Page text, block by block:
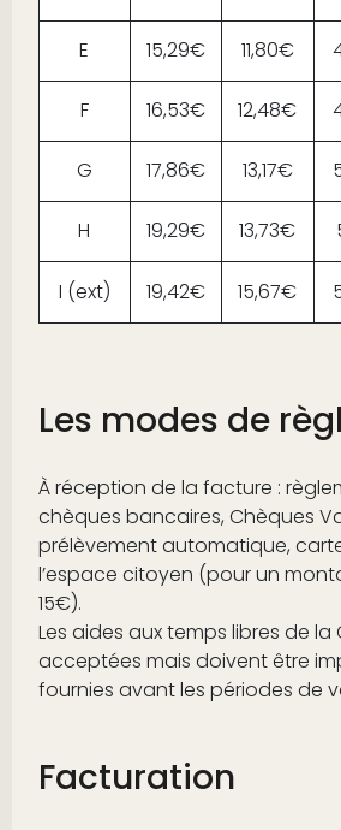
E 15,29€ 11,80€
F 16,53€ 12,48€
G 17,86€ 13,17€
H 19,29€ 13,73€
I (ext) 19,42€ 15,67€
Les modes de
À réception de la facture :
chèques bancaires, Chèques
prélèvement automatique,
l’espace citoyen (pour un
15€).
Les aides aux temps libres de la
acceptées mais doivent être
fournies avant les périodes de
Facturation